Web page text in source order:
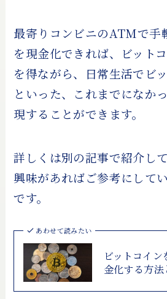
最寄りコンビニのATMで手
を現金化できれば、ビット
を得ながら、日常生活でビ
といった、これまでになか
現することができます。
詳しくは別の記事で紹介し
興味があればご参考にして
です。
あわせて読みたい
ビットコイ
金化する方法